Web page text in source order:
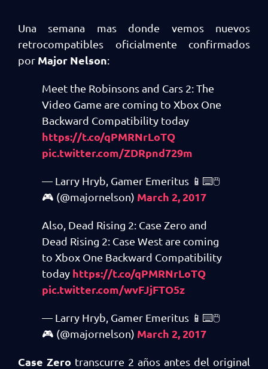
Una semana mas donde vemos nuevos
retrocompatibles oficialmente confirmados
por Major Nelson:
Meet the Robinsons and Cars 2: The
Video Game are coming to Xbox One
Backward Compatibility today
https://t.co/qPMRNrLoTQ
pic.twitter.com/ZDRpnd729m
— Larry Hryb, Gamer Emeritus 📱⌨️🖱️
🎮 (@majornelson) March 2, 2017
Also, Dead Rising 2: Case Zero and
Dead Rising 2: Case West are coming
to Xbox One Backward Compatibility
today https://t.co/qPMRNrLoTQ
pic.twitter.com/wvFJjFTO5z
— Larry Hryb, Gamer Emeritus 📱⌨️🖱️
🎮 (@majornelson) March 2, 2017
Case Zero transcurre 2 años antes del original